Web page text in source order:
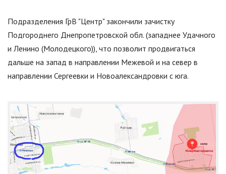
Подразделения ГрВ "Центр"закончили зачистку
Подгороднего Днепропетровской обл. (западнее Удачного
и Ленино (Молодецкого)), что позволит продвигаться
дальше на запад в направлении Межевой и на север в
направлении Сергеевки и Новоалександровки с юга.